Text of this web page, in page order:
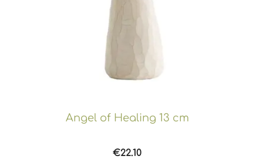
Angel of Healing 13 cm
€22.10